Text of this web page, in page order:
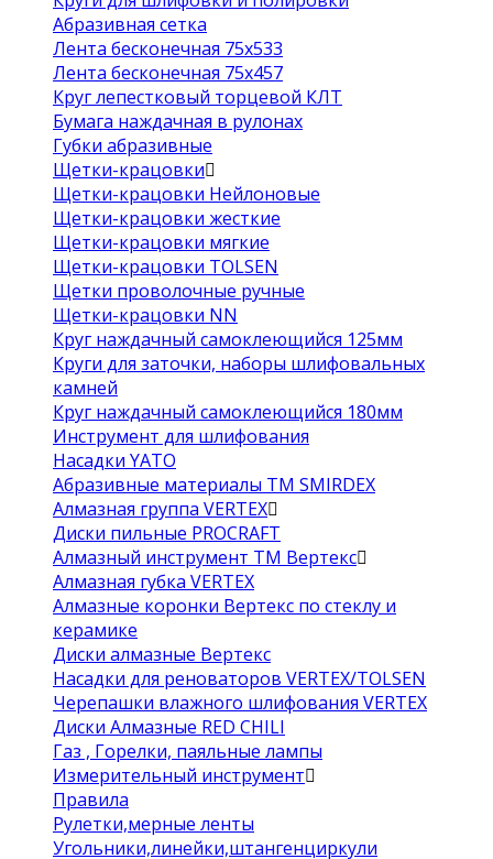
Абразивная сетка
Лента бесконечная 75х533
Лента бесконечная 75х457
Круг лепестковый торцевой КЛТ
Бумага наждачная в рулонах
Губки абразивные
Щетки-крацовки
Щетки-крацовки Нейлоновые
Щетки-крацовки жесткие
Щетки-крацовки мягкие
Щетки-крацовки TOLSEN
Щетки проволочные ручные
Щетки-крацовки NN
Круг наждачный самоклеющийся 125мм
Круги для заточки, наборы шлифовальных
камней
Круг наждачный самоклеющийся 180мм
Инструмент для шлифования
Насадки YATO
Абразивные материалы ТМ SMIRDEX
Алмазная группа VERTEX
Диски пильные PROCRAFT
Алмазный инструмент ТМ Вертекс
Алмазная губка VERTEX
Алмазные коронки Вертекс по стеклу и
керамике
Диски алмазные Вертекс
Насадки для реноваторов VERTEX/TOLSEN
Черепашки влажного шлифования VERTEX
Диски Алмазные RED CHILI
Газ , Горелки, паяльные лампы
Измерительный инструмент
Правила
Рулетки,мерные ленты
Угольники,линейки,штангенциркули